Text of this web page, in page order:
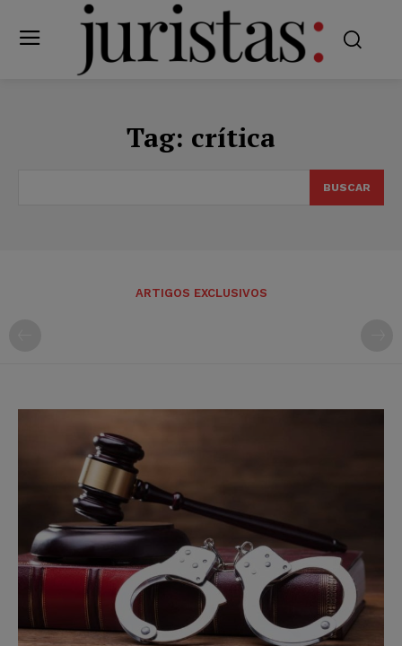
Tag: crítica
BUSCAR
ARTIGOS EXCLUSIVOS